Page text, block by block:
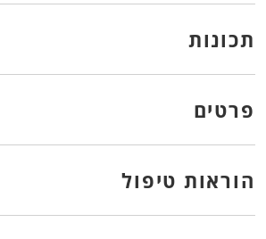
תכונות
פרטים
הוראות טיפול